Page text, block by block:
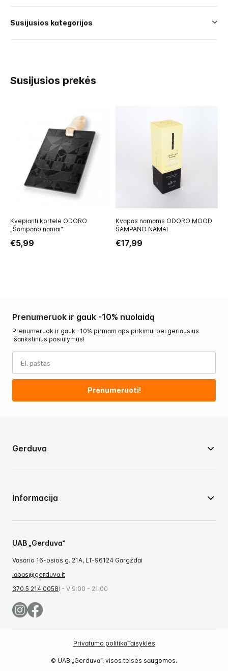
Susijusios kategorijos
Susijusios prekės
Kvepianti kortelė ODORO
„Šampano namai“
€5,99
Kvapas namams ODORO MOOD
ŠAMPANO NAMAI
€17,99
UAB „Gerduva“
Vasario 16-osios g. 21A, LT-96124 Gargždai
labas@gerduva.lt
370 5 214 0058I - V 9:00 - 21:00
Gerduva
Informacija
Prenumeruok ir gauk -10% nuolaidą
Prenumeruok ir gauk -10% pirmam apsipirkimui bei geriausius
išankstinius pasiūlymus!
Prenumeruoti!
Privatumo politikaTaisyklės
© UAB „Gerduva“, visos teisės saugomos.